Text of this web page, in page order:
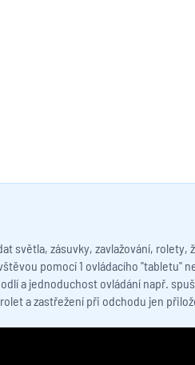
světla, zásuvky, zavlažování,
pomocí 1 ovládacího "tabletu"
a jednoduchost ovládání např.
a zastřežení při odchodu jen